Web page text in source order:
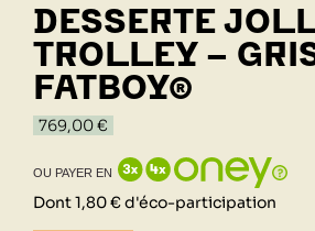
DESSERTE
TROLLEY -
FATBOY®
769,00 €
OU PAYER EN
Dont 1,80 € d'éco-participation